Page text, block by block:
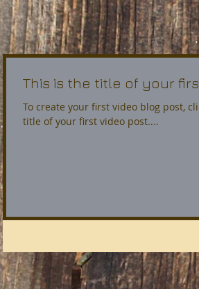
This is the title of your
To create your first video blog post,
title of your first video post....